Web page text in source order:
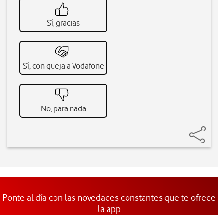
Sí, gracias
Sí, con queja a Vodafone
No, para nada
Ponte al día con las novedades constantes que te ofrece
la app